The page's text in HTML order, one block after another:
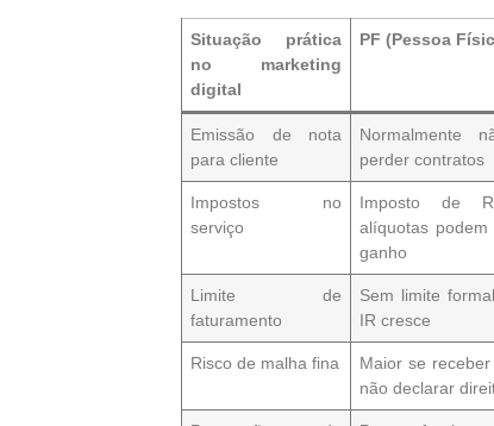
Situação prática
no marketing
digital
PF (Pessoa
Emissão de nota
para cliente
Normalmente
perder contratos
Impostos no
serviço
Imposto de
alíquotas
ganho
Limite de
faturamento
Sem limite
IR cresce
Risco de malha fina Maior se
não declarar